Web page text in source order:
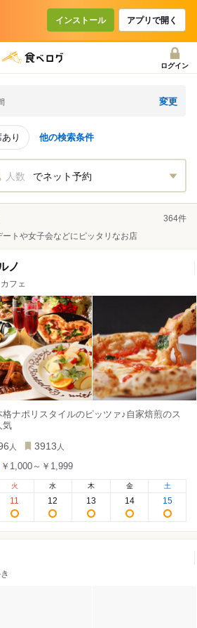
インストール アプリで開く
ログイン
変更
り 他の検索条件
人数 でネット予約
364件
トや女子会などにピッタリなお店
ノ
フェ
ナポリスタイルのピッツァ♪自家焙煎のス
気
人 3913 人
￥1,000～￥1,999
火
11
水
12
木
13
金
14
土
15